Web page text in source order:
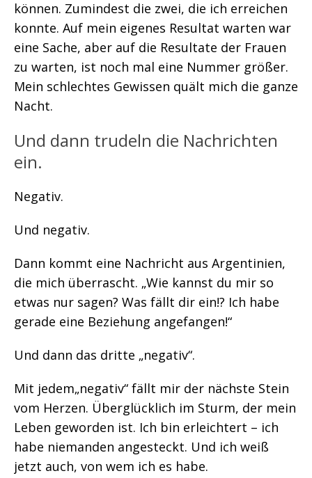
können. Zumindest die zwei, die ich erreichen
konnte. Auf mein eigenes Resultat warten war
eine Sache, aber auf die Resultate der Frauen
zu warten, ist noch mal eine Nummer größer.
Mein schlechtes Gewissen quält mich die ganze
Nacht.
Und dann trudeln die Nachrichten
ein.
Negativ.
Und negativ.
Dann kommt eine Nachricht aus Argentinien,
die mich überrascht. „Wie kannst du mir so
etwas nur sagen? Was fällt dir ein!? Ich habe
gerade eine Beziehung angefangen!“
Und dann das dritte „negativ“.
Mit jedem„negativ“ fällt mir der nächste Stein
vom Herzen. Überglücklich im Sturm, der mein
Leben geworden ist. Ich bin erleichtert – ich
habe niemanden angesteckt. Und ich weiß
jetzt auch, von wem ich es habe.